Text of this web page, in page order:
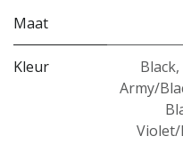
Maat
Kleur Black,
Army/
Violet/